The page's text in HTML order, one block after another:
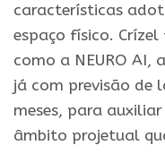
características
espaço físico.
como a NEURO AI,
já com previsão de
meses, para
âmbito projetual